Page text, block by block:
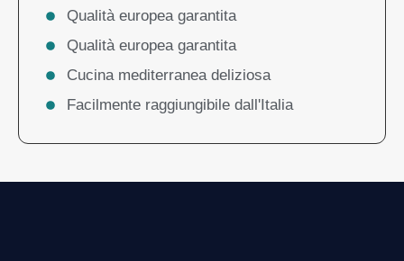
Qualità europea garantita
Qualità europea garantita
Cucina mediterranea deliziosa
Facilmente raggiungibile dall'Italia